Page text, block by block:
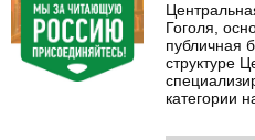
Гоголя,
публичная
структуре
категории